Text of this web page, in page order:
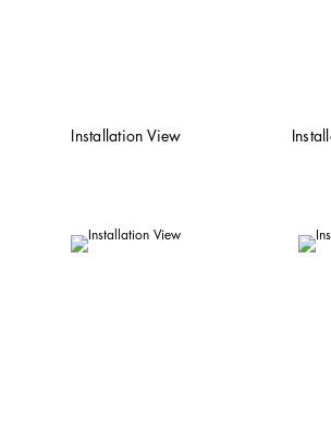
Installation View